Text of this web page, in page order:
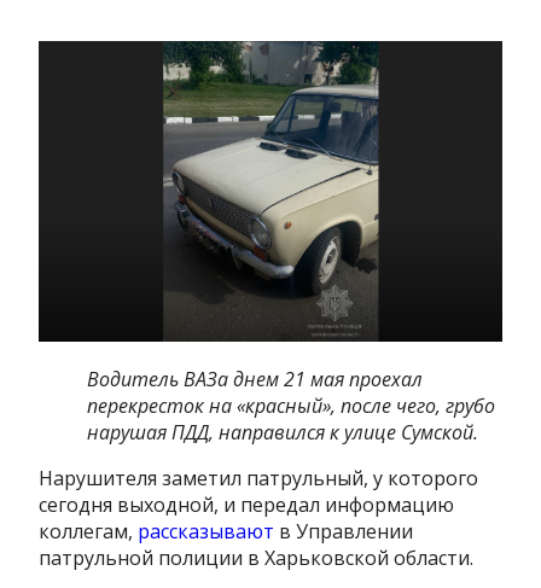
Водитель ВАЗа днем 21 мая проехал
перекресток на «красный», после чего, грубо
нарушая ПДД, направился к улице Сумской.
Нарушителя заметил патрульный, у которого
сегодня выходной, и передал информацию
коллегам, рассказывают в Управлении
патрульной полиции в Харьковской области.